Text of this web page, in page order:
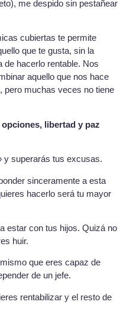
me despido sin pestañear
cubiertas te permite
que te gusta, sin la
de hacerlo rentable. Nos
aquello que nos hace
pero muchas veces no tiene
libertad y paz
y superarás tus excusas.
sinceramente a esta
hacerlo será tu mayor
estar con tus hijos. Quizá no
huir.
que eres capaz de
de un jefe.
rentabilizar y el resto de